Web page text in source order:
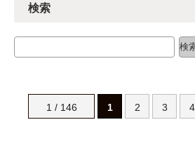
検索
検索
検
1 / 146 1 2 3 4